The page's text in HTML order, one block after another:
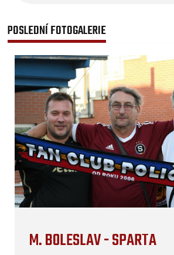
POSLEDNÍ FOTOGALERIE
M. BOLESLAV - SPARTA